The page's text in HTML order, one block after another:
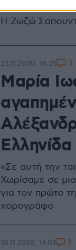
Η Ζωζώ
Μαρία
«Σε αυτή την
Χωρίσαμε σε
για τον πρώτο
χορογράφο
23.11.2020, 16:25 3
10.11.2020, 14:01 3